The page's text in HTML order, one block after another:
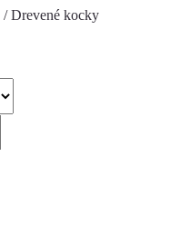
/ Drevené kocky